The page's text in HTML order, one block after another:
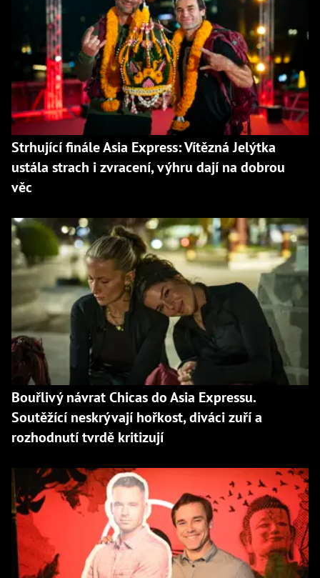
Strhující finále Asia Express: Vítězná Jelýtka
ustála strach i zvracení, výhru dají na dobrou
věc
Bouřlivý návrat Chicas do Asia Expressu.
Soutěžící neskrývají hořkost, diváci zuří a
rozhodnutí tvrdě kritizují